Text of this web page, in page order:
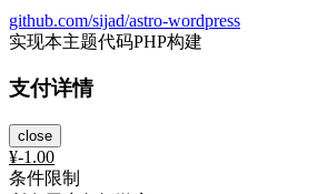
github.com/sijad/astro-wordpress
实现本主题代码PHP构建
支付详情
close
¥-1.00
条件限制